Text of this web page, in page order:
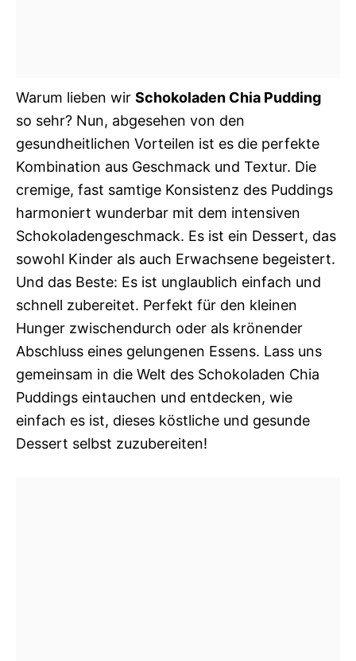
Warum lieben wir Schokoladen Chia Pudding
so sehr? Nun, abgesehen von den
gesundheitlichen Vorteilen ist es die perfekte
Kombination aus Geschmack und Textur. Die
cremige, fast samtige Konsistenz des Puddings
harmoniert wunderbar mit dem intensiven
Schokoladengeschmack. Es ist ein Dessert, das
sowohl Kinder als auch Erwachsene begeistert.
Und das Beste: Es ist unglaublich einfach und
schnell zubereitet. Perfekt für den kleinen
Hunger zwischendurch oder als krönender
Abschluss eines gelungenen Essens. Lass uns
gemeinsam in die Welt des Schokoladen Chia
Puddings eintauchen und entdecken, wie
einfach es ist, dieses köstliche und gesunde
Dessert selbst zuzubereiten!